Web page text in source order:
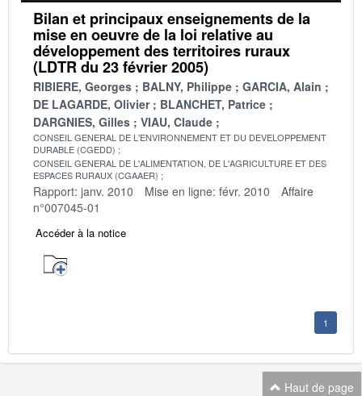
Bilan et principaux enseignements de la
mise en oeuvre de la loi relative au
développement des territoires ruraux
(LDTR du 23 février 2005)
RIBIERE, Georges BALNY, Philippe
GARCIA, Alain
DE LAGARDE, Olivier
BLANCHET, Patrice
DARGNIES, Gilles
VIAU, Claude
CONSEIL GENERAL DE L'ENVIRONNEMENT ET DU DEVELOPPEMENT
DURABLE (CGEDD)
CONSEIL GENERAL DE L'ALIMENTATION, DE L'AGRICULTURE ET DES
ESPACES RURAUX (CGAAER)
Rapport: janv. 2010 Mise en ligne: févr. 2010
Affaire
n°007045-01
Accéder à la notice
1
Haut de page